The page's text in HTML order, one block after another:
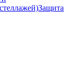
Защита